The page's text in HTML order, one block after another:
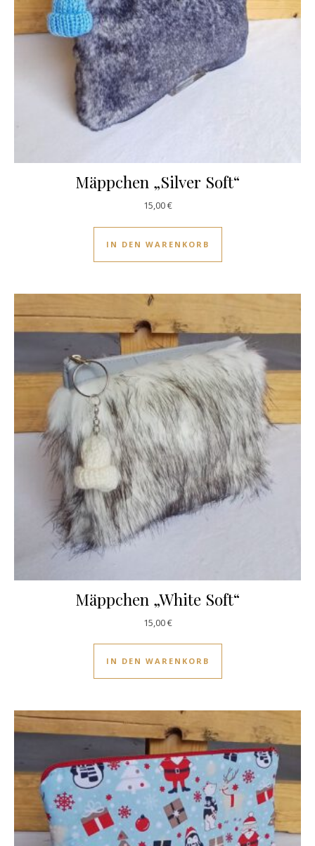
Mäppchen „Silver Soft“
15,00€
IN DEN WARENKORB
Mäppchen „White Soft“
15,00€
IN DEN WARENKORB